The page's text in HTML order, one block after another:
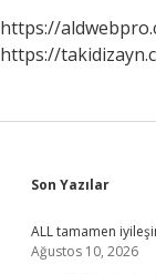
https://
https://
Son Yazılar
ALL tamamen
Ağustos 10, 2026